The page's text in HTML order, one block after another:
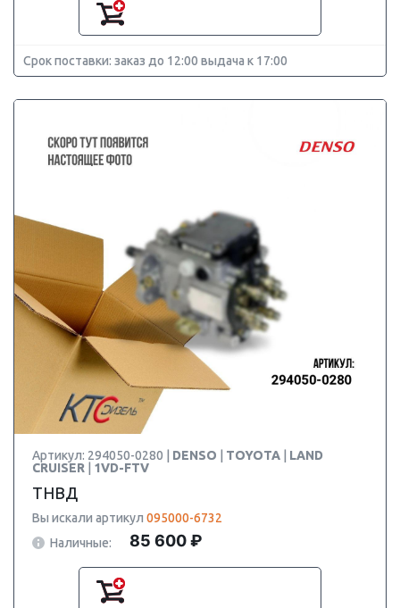
Срок поставки: заказ до 12:00 выдача к 17:00
Артикул: 294050-0280 | DENSO TOYOTA
LAND
CRUISER
1VD-FTV
ТНВД
Вы искали артикул 095000-6732
Наличные:
85 600 ₽